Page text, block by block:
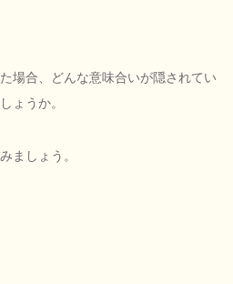
場合、どんな意味合いが隠されてい
ょうか。
ましょう。